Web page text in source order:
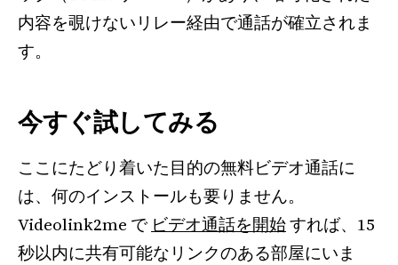
内容を覗けないリレー経由で通話が確立されま
す。
今すぐ試してみる
ここにたどり着いた目的の無料ビデオ通話に
は、何のインストールも要りません。
Videolink2me で ビデオ通話を開始すれば、15
秒以内に共有可能なリンクのある部屋にいま